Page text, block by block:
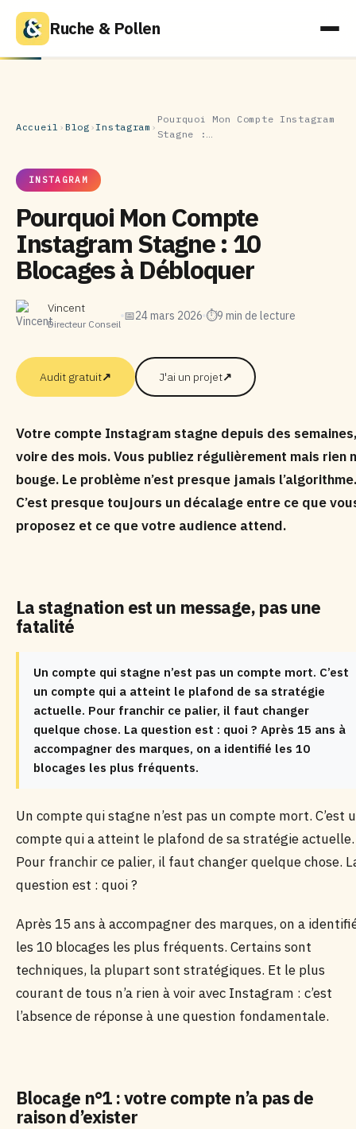
Ruche & Pollen
Accueil › Blog ›Instagram ›
Pourquoi Mon Compte Instagram
Stagne :…
INSTAGRAM
Pourquoi Mon Compte
Instagram Stagne : 10
Blocages à Débloquer
Vincent
Directeur Conseil
📅24 mars 2026 ⏱9 min de lecture
Audit gratuit↗ J'ai un projet↗
Votre compte Instagram stagne depuis des semaines,
voire des mois. Vous publiez régulièrement mais rien
bouge. Le problème n’est presque jamais l’algorithme.
C’est presque toujours un décalage entre ce que
proposez et ce que votre audience attend.
La stagnation est un message, pas une
fatalité
Un compte qui stagne n’est pas un compte mort. C’est
un compte qui a atteint le plafond de sa stratégie
actuelle. Pour franchir ce palier, il faut changer
quelque chose. La question est : quoi ? Après 15 ans à
accompagner des marques, on a identifié les 10
blocages les plus fréquents.
Un compte qui stagne n’est pas un compte mort. C’est
compte qui a atteint le plafond de sa stratégie actuelle.
Pour franchir ce palier, il faut changer quelque chose.
question est : quoi ?
Après 15 ans à accompagner des marques, on a
les 10 blocages les plus fréquents. Certains sont
techniques, la plupart sont stratégiques. Et le plus
courant de tous n’a rien à voir avec Instagram : c’est
l’absence de réponse à une question fondamentale.
Blocage n°1 : votre compte n’a pas de
raison d’exister